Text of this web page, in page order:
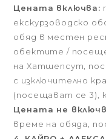
Цената включва:
екскурзоводско
обяд в местен
обектите /
на Хатшепсут,
с изключително
(посещават се 3),
Цената не
време на обяда,